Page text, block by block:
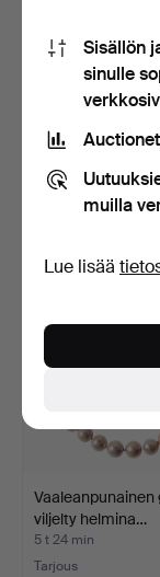
BOGOMIL
5 t 19 min
15 tarjousta
Vaaleanpunainen
viljelty helmina…
5 t 24 min
Tarjous
Sisällön
sinulle
muilla
Lue lisää